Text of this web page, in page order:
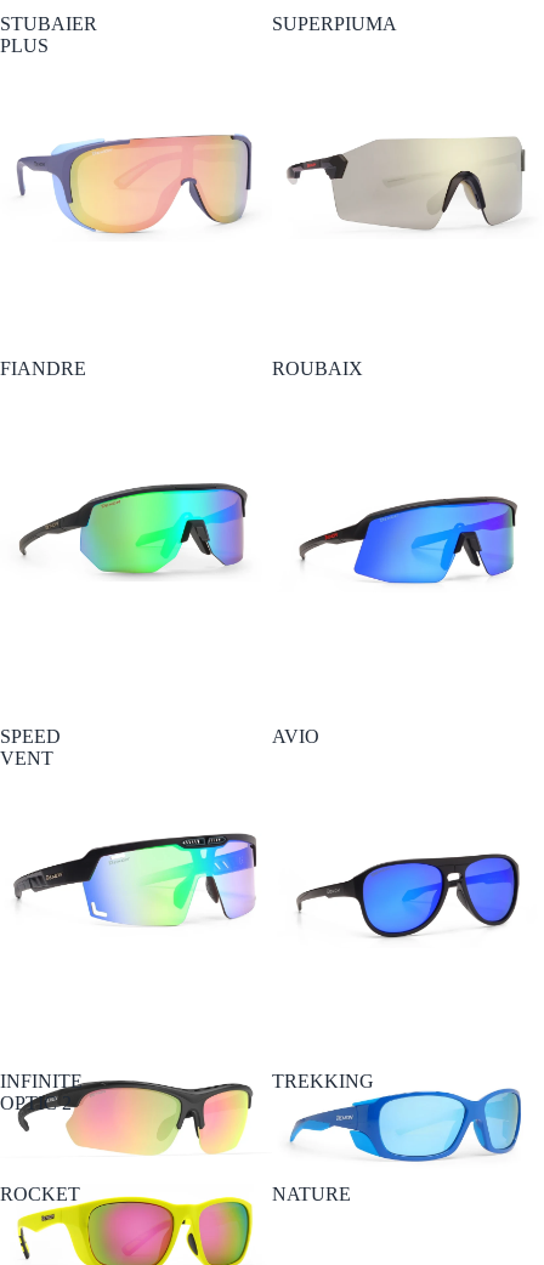
STUBAIER
PLUS
SUPERPIUMA
FIANDRE ROUBAIX
SPEED
VENT
AVIO
INFINITE
OPTIC 2
TREKKING
ROCKET NATURE